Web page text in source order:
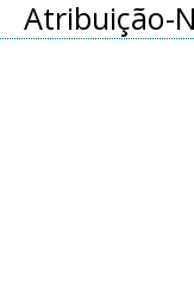
Atribuição-